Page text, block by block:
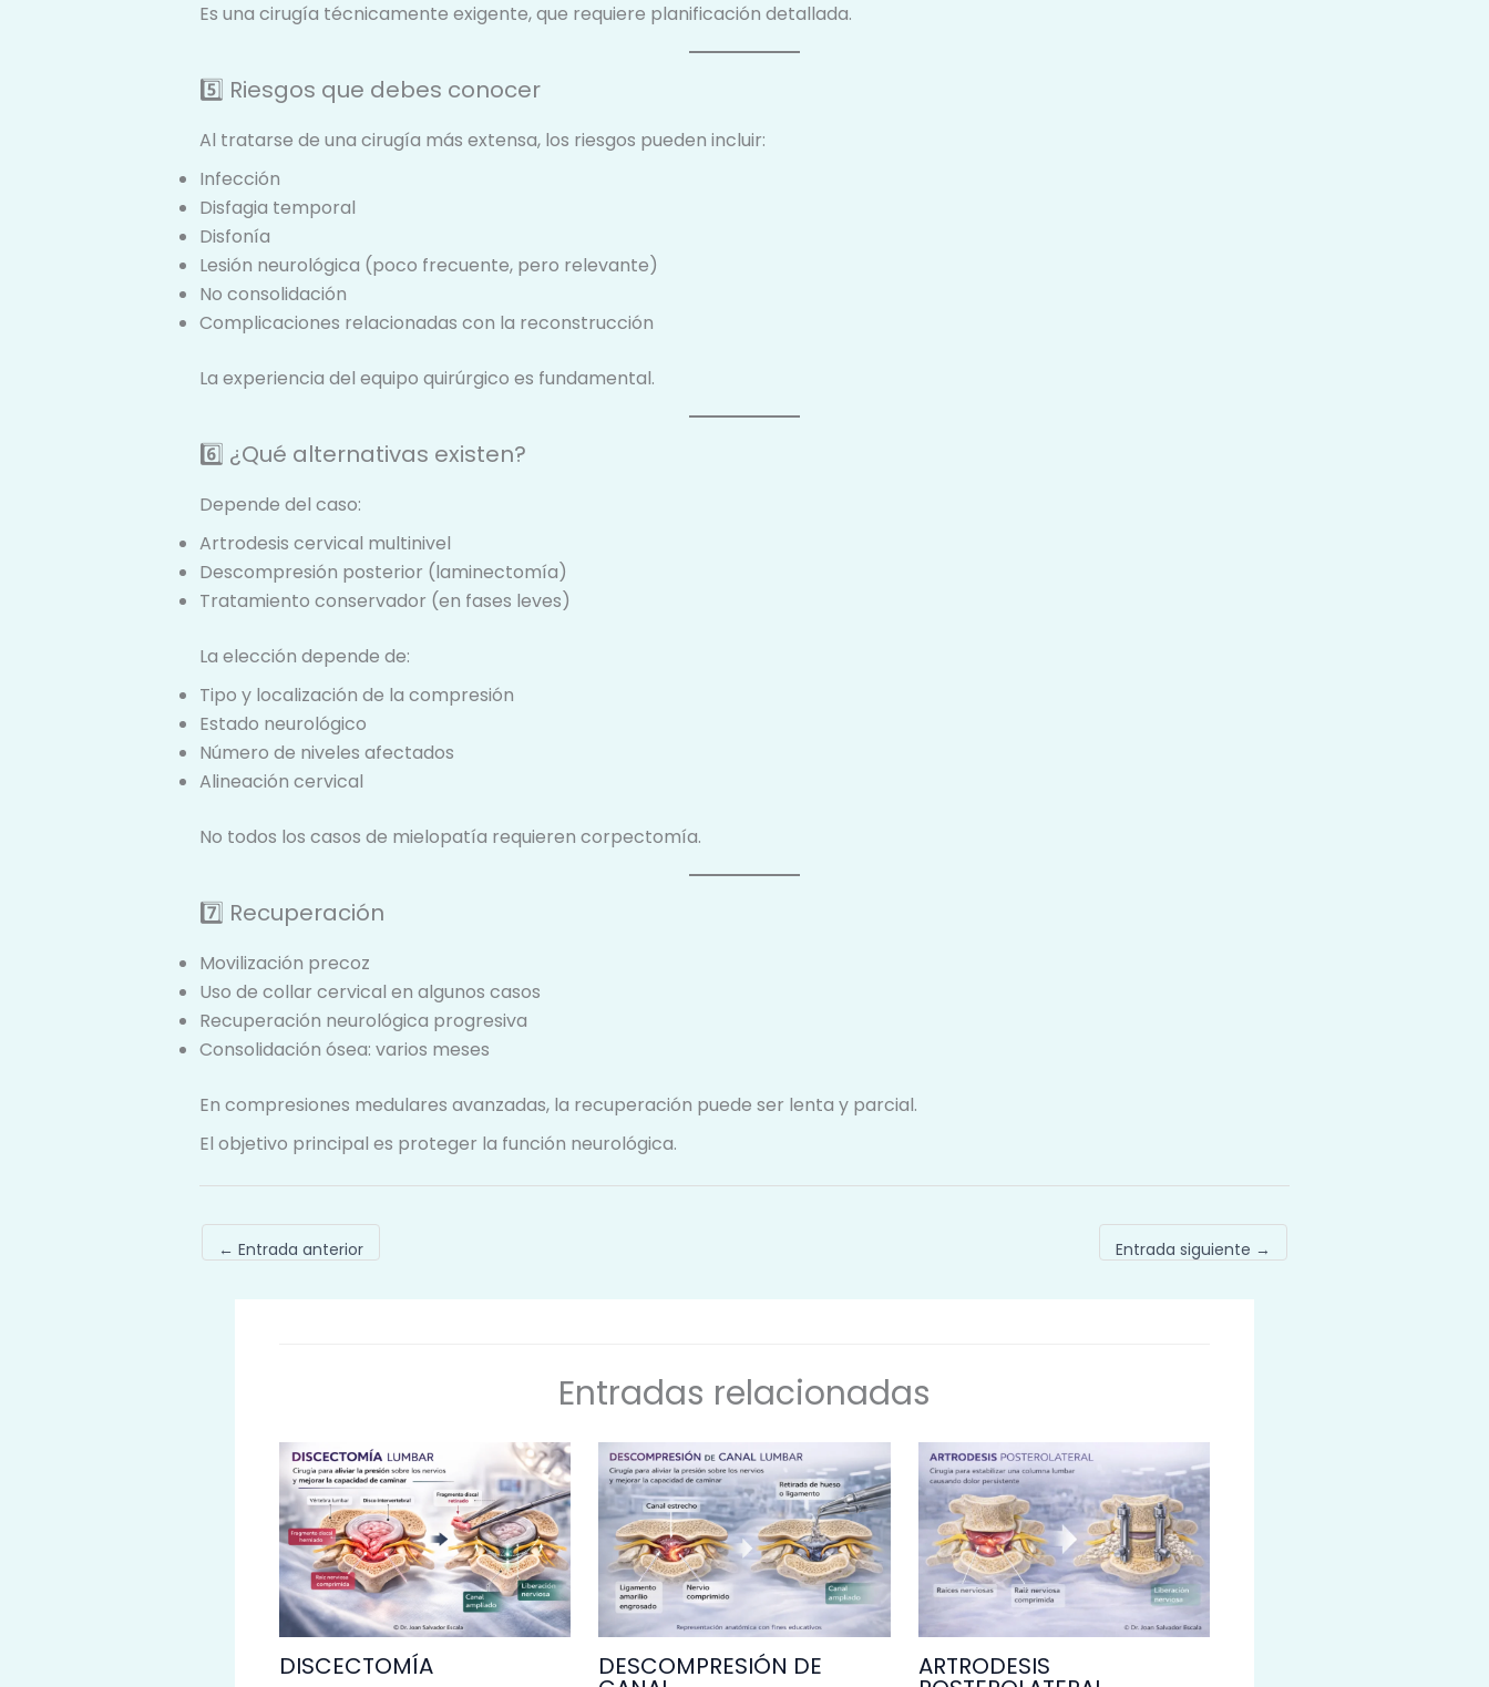
Es una cirugía técnicamente exigente, que requiere planificación detallada.
5️⃣ Riesgos que debes conocer
Al tratarse de una cirugía más extensa, los riesgos pueden incluir:
Infección
Disfagia temporal
Disfonía
Lesión neurológica (poco frecuente, pero relevante)
No consolidación
Complicaciones relacionadas con la reconstrucción
La experiencia del equipo quirúrgico es fundamental.
6️⃣ ¿Qué alternativas existen?
Depende del caso:
Artrodesis cervical multinivel
Descompresión posterior (laminectomía)
Tratamiento conservador (en fases leves)
La elección depende de:
Tipo y localización de la compresión
Estado neurológico
Número de niveles afectados
Alineación cervical
No todos los casos de mielopatía requieren corpectomía.
7️⃣ Recuperación
Movilización precoz
Uso de collar cervical en algunos casos
Recuperación neurológica progresiva
Consolidación ósea: varios meses
En compresiones medulares avanzadas, la recuperación puede ser lenta y parcial.
El objetivo principal es proteger la función neurológica.
← Entrada anterior Entrada siguiente →
Entradas relacionadas
DISCECTOMÍA DESCOMPRESIÓN DE ARTRODESIS